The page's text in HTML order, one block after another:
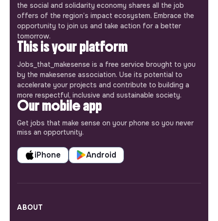
the social and solidarity economy shares all the job
offers of the region’s impact ecosystem. Embrace the
opportunity to join us and take action for a better
tomorrow.
This is your platform
Jobs_that_makesense is a free service brought to you
by the makesense association. Use its potential to
accelerate your projects and contribute to building a
more respectful, inclusive and sustainable society.
Our mobile app
Get jobs that make sense on your phone so you never
miss an opportunity.
iPhone Android
ABOUT